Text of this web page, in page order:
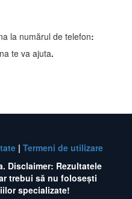
la numărul de telefon:
te va ajuta.
| Termeni de utiliza r e
Disclaimer: Rezultatele
trebui să nu folosești
specializate!